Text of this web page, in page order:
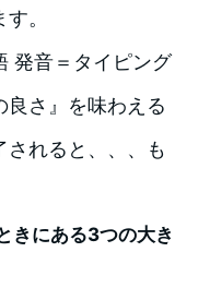
。
発音＝タイピング
さ』を味わえる
されると、、、も
きにある3つの大き